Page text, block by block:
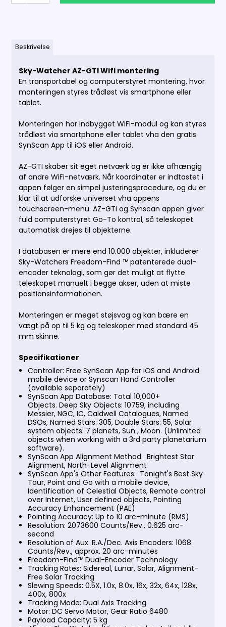
Beskrivelse
Sky-Watcher AZ-GTI Wifi montering
En transportabel og computerstyret montering, hvor
monteringen styres trådløst vis smartphone eller
tablet.
Monteringen har indbygget WiFi-modul og kan styres
trådløst via smartphone eller tablet vha den gratis
SynScan App til iOS eller Android.
AZ-GTI skaber sit eget netværk og er ikke afhængig
af andre WiFi-netværk. Når koordinater er indtastet i
appen følger en simpel justeringsprocedure, og du er
klar til at udforske universet vha appens
touchscreen-menu. AZ-GTi og Synscan appen giver
fuld computerstyret Go-To kontrol, så teleskopet
automatisk drejes til objekterne.
I databasen er mere end 10.000 objekter, inkluderer
Sky-Watchers Freedom-Find ™ patenterede dual-
encoder teknologi, som gør det muligt at flytte
teleskopet manuelt i begge akser,uden at miste
positionsinformationen.
Monteringen er meget støjsvag og kan bære en
vægt på op til 5 kg og teleskoper med standard 45
mm skinne.
Specifikationer
Controller: Free SynScan App for iOS and Android
mobile device or Synscan Hand Controller
(available separately)
SynScan App Database: Total 10,000+
Objects. Deep Sky Objects: 10759, including
Messier, NGC, IC, Caldwell Catalogues, Named
DSOs, Named Stars: 305, Double Stars: 55, Solar
system objects: 7 planets, Sun , Moon. (Unlimited
objects when working with a 3rd party planetarium
software).
SynScan App Alignment Method: Brightest Star
Alignment, North-Level Alignment
SynScan App's Other Features: Tonight's Best Sky
Tour, Point and Go with a mobile device,
Identification of Celestial Objects, Remote control
over Internet, User defined objects, Pointing
Accuracy Enhancement (PAE)
Pointing Accuracy: Up to 10 arc-minute (RMS)
Resolution: 2073600 Counts/Rev., 0.625 arc-
second
Resolution of Aux. R.A./Dec. Axis Encoders: 1068
Counts/Rev., approx. 20 arc-minutes
Freedom-Find™ Dual-Encoder Technology
Tracking Rates: Sidereal, Lunar, Solar, Alignment-
Free Solar Tracking
Slewing Speeds: 0.5X, 1.0x, 8.0x, 16x, 32x, 64x, 128x,
400x, 800x
Tracking Mode: Dual Axis Tracking
Motor: DC Servo Motor, Gear Ratio 6480
Payload Capacity: 5 kg